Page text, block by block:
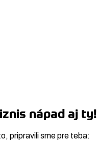
nápad aj ty!
pripravili sme pre teba: